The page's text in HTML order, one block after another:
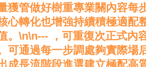
獲管做好樹重專業關內容
心轉化也增強持續積極適
。\n\n--- ，可重復次正式
可通過每一步調處夠實際
成長流階段進選建立極配